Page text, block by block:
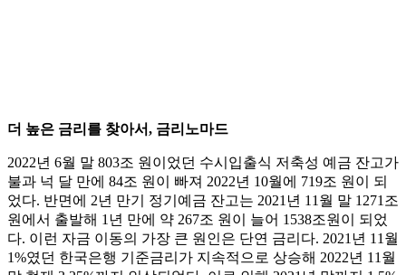
더 높은 금리를 찾아서, 금리노마드
2022년 6월 말 803조 원이었던 수시입출식 저축성 예금 잔고가
불과 넉 달 만에 84조 원이 빠져 2022년 10월에 719조 원이 되
었다. 반면에 2년 만기 정기예금 잔고는 2021년 11월 말 1271조
원에서 출발해 1년 만에 약 267조 원이 늘어 1538조원이 되었
다. 이런 자금 이동의 가장 큰 원인은 단연 금리다. 2021년 11월
1%였던 한국은행 기준금리가 지속적으로 상승해 2022년 11월